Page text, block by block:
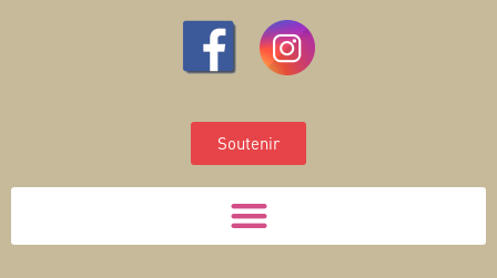
Soutenir